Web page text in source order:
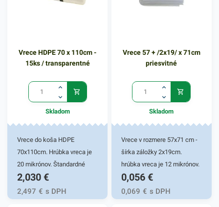
Vrece HDPE 70 x 110cm -
15ks / transparentné
Skladom
Vrece do koša HDPE
70x110cm. Hrúbka vreca je
20 mikrónov. Štandardné
mikroténové vrece na
komunálny a triedený odpad,
bez zápachu, recyklovateľné.
2,030 €
2,497 € s DPH
Vrece 57 + /2x19/ x 71cm
priesvitné
Skladom
Vrece v rozmere 57x71 cm -
šírka záložky 2x19cm.
hrúbka vreca je 12 mikrónov.
Vrecia sú vhodné do
bedničiek. Priesvitná verzia
Vám umožní ľahkú
0,056 €
0,069 € s DPH